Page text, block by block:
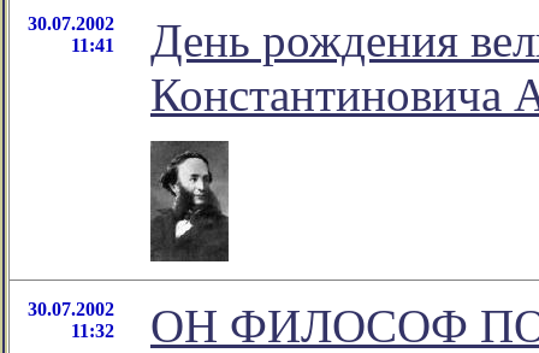
30.07.2002
11:41
День рождения
Константиновича
30.07.2002
11:32
ОН ФИЛОСОФ